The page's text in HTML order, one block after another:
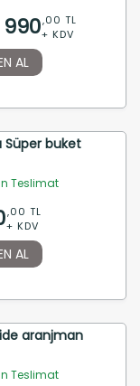
990,00 TL
+ KDV
AL
Süper buket
Teslimat
,00 TL
+ KDV
AL
aranjman
Teslimat